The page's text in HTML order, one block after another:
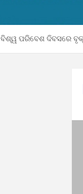
ବିଶ୍ୱ ପରିବେଶ ଦିବସରେ